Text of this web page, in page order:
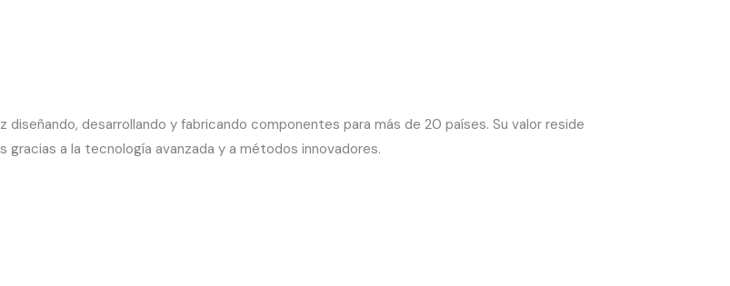
desarrollando y fabricando componentes para más de 20 países. Su valor reside
a la tecnología avanzada y a métodos innovadores.